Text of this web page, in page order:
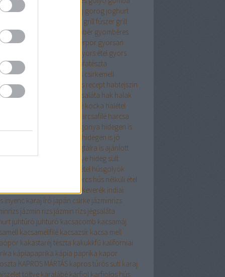
göngyölt karaj görög joghurt
grill fúszer grill
gyömbér gyömbéres
gyömbérlekvár gyömbérpor gyorsan
gyors étel gyors
gyros fűszerkeverék
gyufatészta
csirke
gyümölcsös csirkemell
muffin
gyümölcsös recept habtejszin
hagymaleves hagymasaláta hak halak
halászlé kocka halétel
harcsafilé harcsa
Hasselbach burgonya hidegen is
hidegen is jó
hidegtálra is ajánlott
kiváló
hideg pecsenye hideg sült
húsétel húsgolyók
hústekercs hús nélküli étel
indiai fűszerkeverék indiai
inyenc karaj író japán csirke jázminrizs
jázmin rizs jázmin rízs jégsaláta
juhtúró juhturó kacsacomb kacsamáj
kacsamellfilé kacsazsír kacsa mell
kakastaréj tészta kakukkfű kaliforniai
kápiapaprika kápia paprika kapor
KAPROS MÁRTÁS kapros túrós süti karaj
töltve karalábé karfiol karfiolos hús